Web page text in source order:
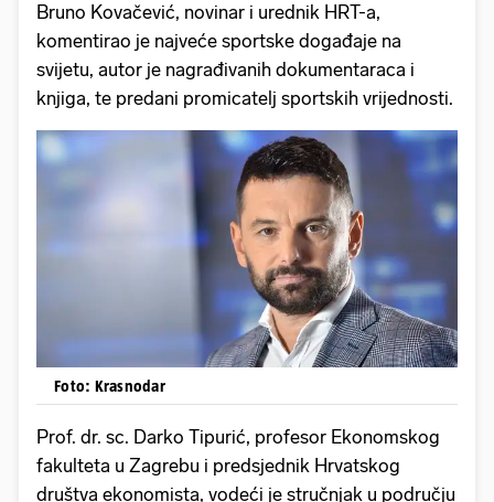
Bruno Kovačević, novinar i urednik HRT-a,
komentirao je najveće sportske događaje na
svijetu, autor je nagrađivanih dokumentaraca i
knjiga, te predani promicatelj sportskih vrijednosti.
Foto: Krasnodar
Prof. dr. sc. Darko Tipurić, profesor Ekonomskog
fakulteta u Zagrebu i predsjednik Hrvatskog
društva ekonomista, vodeći je stručnjak u području